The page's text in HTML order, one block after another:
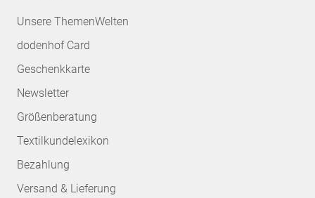
Unsere ThemenWelten
dodenhof Card
Geschenkkarte
Newsletter
Größenberatung
Textilkundelexikon
Bezahlung
Versand & Lieferung